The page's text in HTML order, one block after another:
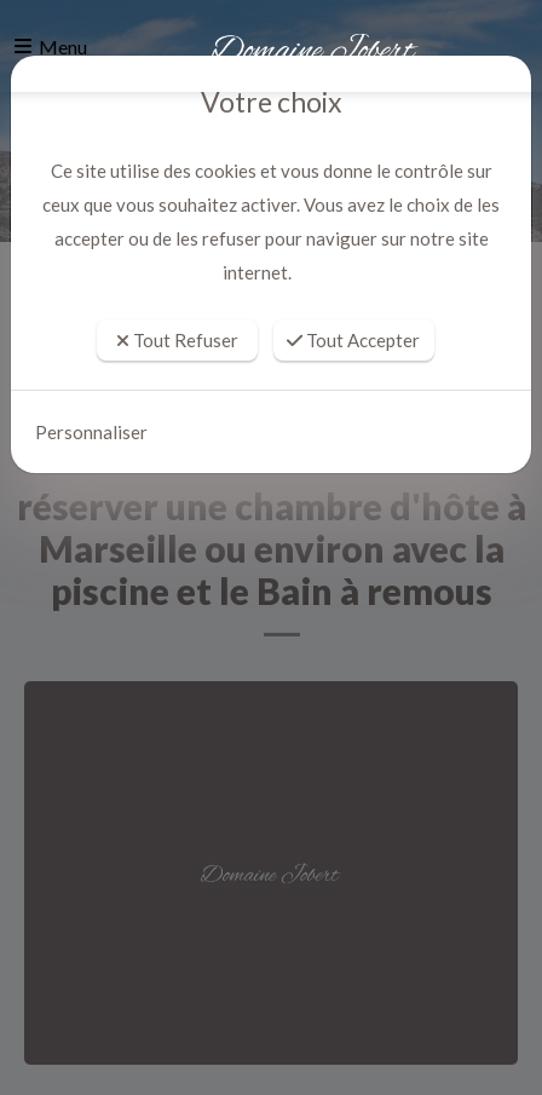
Menu
réserver une chambre d'hôte à
Marseille ou environ avec la
piscine et le Bain à remous
Votre choix
Ce site utilise des cookies et vous donne le contrôle sur
ceux que vous souhaitez activer. Vous avez le choix de les
accepter ou de les refuser pour naviguer sur notre site
internet.
Tout Refuser Tout Accepter
Personnaliser